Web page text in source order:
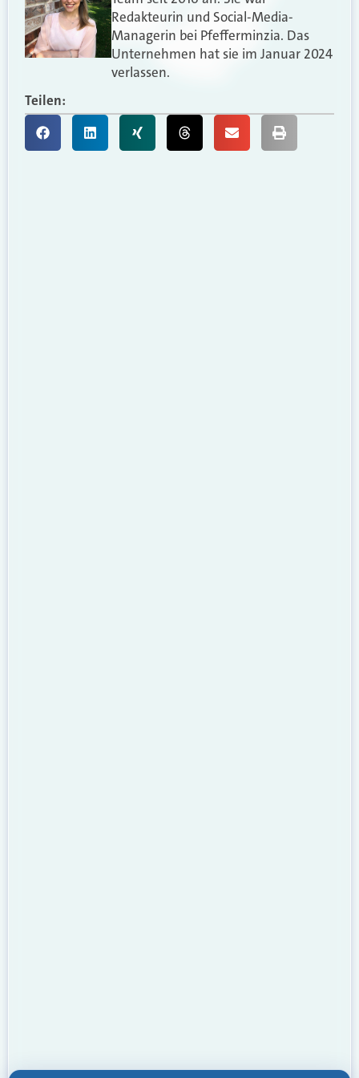
Redakteurin und Social-Media-
Managerin bei Pfefferminzia. Das
Unternehmen hat sie im Januar 2024
verlassen.
Teilen: